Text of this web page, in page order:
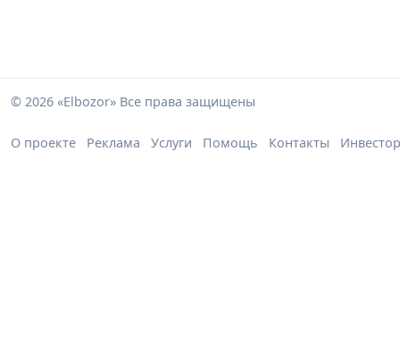
© 2026 «Elbozor» Все права защищены
О проекте Реклама Услуги Помощь Контакты